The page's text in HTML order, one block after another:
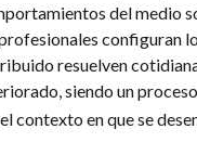
del medio
configuran
resuelven
siendo un
contexto en que se